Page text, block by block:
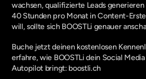
wachsen, qualifizierte Leads
40 Stunden pro Monat in Content-
will, sollte sich BOOSTLi genauer
Buche jetzt deinen kostenlosen
erfahre, wie BOOSTLi dein Social
Autopilot bringt: boostli.ch